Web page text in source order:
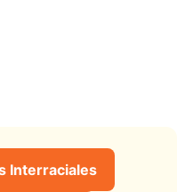
Interraciales